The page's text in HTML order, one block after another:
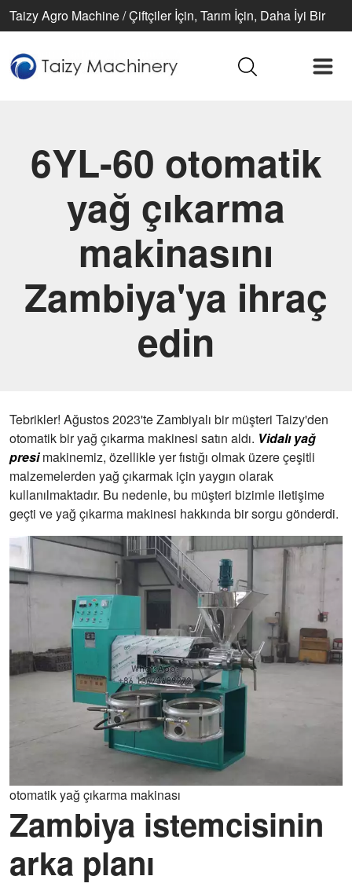
Taizy Agro Machine / Çiftçiler İçin, Tarım İçin, Daha İyi Bir
6YL-60 otomatik
yağ çıkarma
makinasını
Zambiya'ya ihraç
edin
Tebrikler! Ağustos 2023'te Zambiyalı bir müşteri Taizy'den
otomatik bir yağ çıkarma makinesi satın aldı. Vidalı yağ
presimakinemiz, özellikle yer fıstığı olmak üzere çeşitli
malzemelerden yağ çıkarmak için yaygın olarak
kullanılmaktadır. Bu nedenle, bu müşteri bizimle iletişime
geçti ve yağ çıkarma makinesi hakkında bir sorgu gönderdi.
otomatik yağ çıkarma makinası
Zambiya istemcisinin
arka planı